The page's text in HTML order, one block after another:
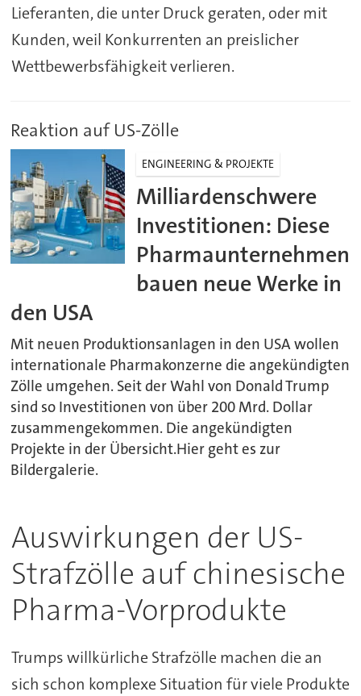
Lieferanten, die unter Druck geraten, oder mit
Kunden, weil Konkurrenten an preislicher
Wettbewerbsfähigkeit verlieren.
Reaktion auf US-Zölle
ENGINEERING & PROJEKTE
Milliardenschwere
Investitionen: Diese
Pharmaunternehmen
bauen neue Werke in
den USA
Mit neuen Produktionsanlagen in den USA wollen
internationale Pharmakonzerne die angekündigten
Zölle umgehen. Seit der Wahl von Donald Trump
sind so Investitionen von über 200 Mrd. Dollar
zusammengekommen. Die angekündigten
Projekte in der Übersicht.Hier geht es zur
Bildergalerie.
Auswirkungen der US-
Strafzölle auf chinesische
Pharma-Vorprodukte
Trumps willkürliche Strafzölle machen die an
sich schon komplexe Situation für viele Produkte